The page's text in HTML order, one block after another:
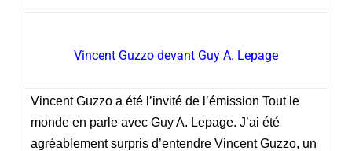
Vincent Guzzo devant Guy A. Lepage
Vincent Guzzo a été l’invité de l’émission Tout le
monde en parle avec Guy A. Lepage. J’ai été
agréablement surpris d’entendre Vincent Guzzo, un